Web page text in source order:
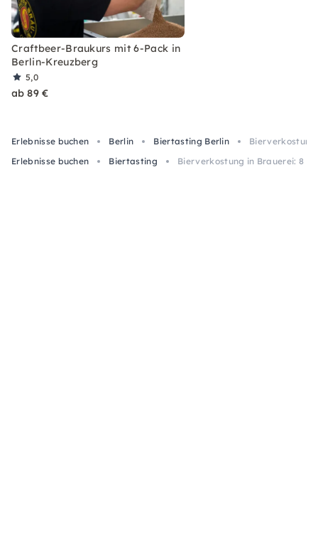
Craftbeer-Braukurs mit 6-Pack in
Berlin-Kreuzberg
5,0
ab 89 €
Erlebnisse buchen Berlin Biertasting Berlin
Erlebnisse buchen
Biertasting Bierverkostung in Brauerei: 8